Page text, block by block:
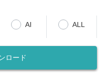
AI ALL
ロード